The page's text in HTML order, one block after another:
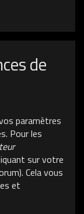
de
paramètres
Pour les
sur votre
Cela vous
et